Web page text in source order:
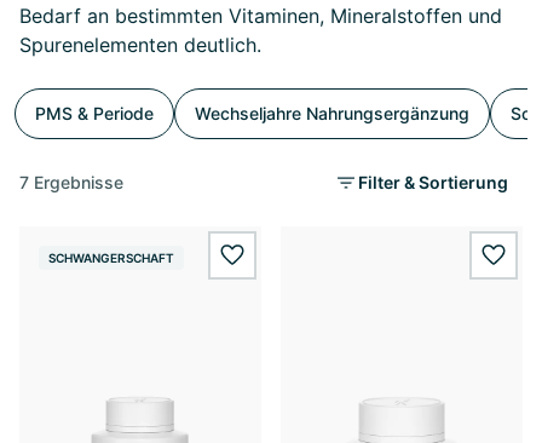
Bedarf an bestimmten Vitaminen, Mineralstoffen und
Spurenelementen deutlich.
PMS & Periode Wechseljahre Nahrungsergänzung
7 Ergebnisse Filter & Sortierung
SCHWANGERSCHAFT wishlist.add